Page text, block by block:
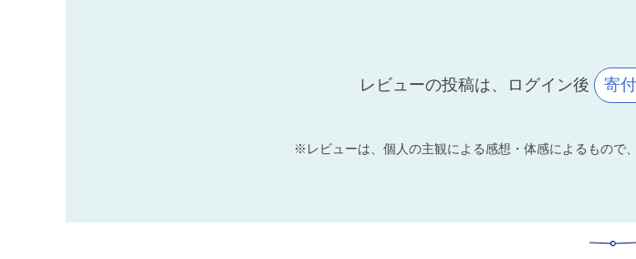
レビューの投稿は、ログイン後 寄
※レビューは、個人の主観による感想・体感によるもので